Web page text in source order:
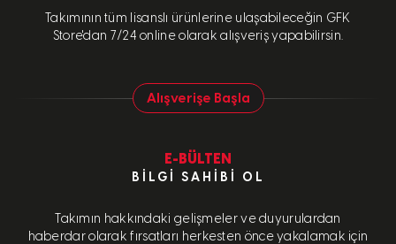
Takımının tüm lisanslı ürünlerine ulaşabileceğin GFK
Store'dan 7/24 online olarak alışveriş yapabilirsin.
Alışverişe Başla
E-BÜLTEN
BILGI SAHIBI OL
Takımın hakkındaki gelişmeler ve duyurulardan
haberdar olarak fırsatları herkesten önce yakalamak için